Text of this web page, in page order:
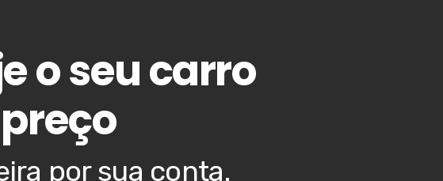
o seu carro
por sua conta.